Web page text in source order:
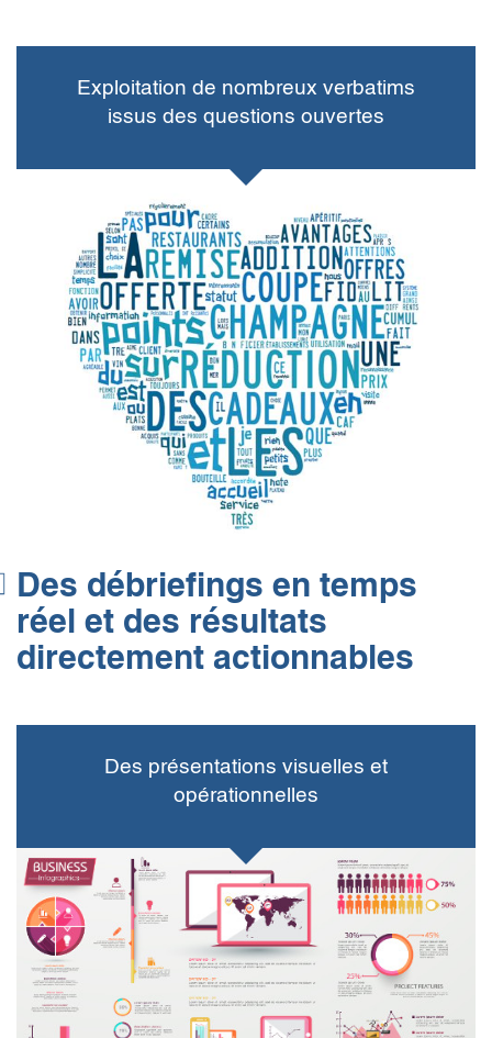
Exploitation de nombreux verbatims
issus des questions ouvertes
Des débriefings en temps
réel et des résultats
directement actionnables
Des présentations visuelles et
opérationnelles